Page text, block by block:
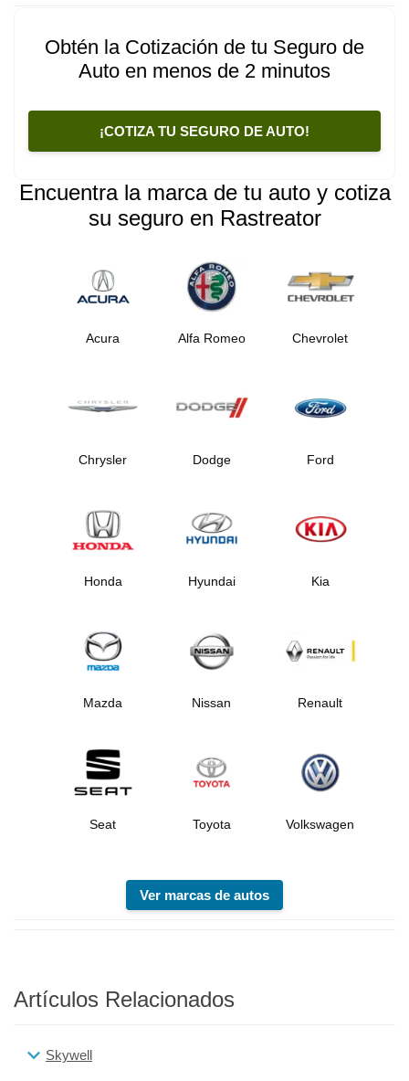
Obtén la Cotización de tu Seguro de
Auto en menos de 2 minutos
¡COTIZA TU SEGURO DE AUTO!
Encuentra la marca de tu auto y cotiza
su seguro en Rastreator
Acura Alfa Romeo Chevrolet
Chrysler Dodge Ford
Honda Hyundai Kia
Mazda Nissan Renault
Seat Toyota Volkswagen
Ver marcas de autos
Artículos Relacionados
Skywell